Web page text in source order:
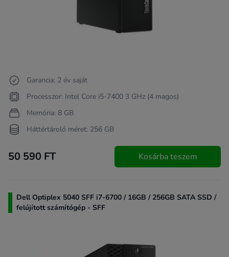
Garancia: 2 év saját
Processzor: Intel Core i5-7400 3 GHz (4 magos)
Memória: 8 GB
Háttértároló méret: 256 GB
50 590 FT Kosárba teszem
Dell Optiplex 5040 SFF i7-6700 / 16GB / 256GB SATA SSD /
felújított számítógép - SFF